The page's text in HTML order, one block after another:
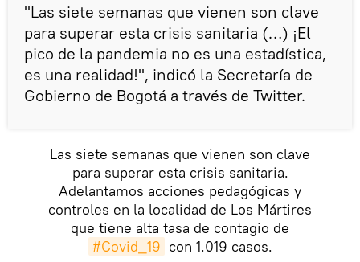
"Las siete semanas que vienen son clave
para superar esta crisis sanitaria (…) ¡El
pico de la pandemia no es una estadística,
es una realidad!", indicó la Secretaría de
Gobierno de Bogotá a través de Twitter.
Las siete semanas que vienen son clave
para superar esta crisis sanitaria.
Adelantamos acciones pedagógicas y
controles en la localidad de Los Mártires
que tiene alta tasa de contagio de
#Covid_19 con 1.019 casos.